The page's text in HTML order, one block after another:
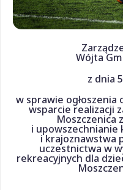
Wójta
z dnia
w sprawie
wsparcie realizacji
Moszczenica
i
i krajoznawstwa
uczestnictwa w
rekreacyjnych dla